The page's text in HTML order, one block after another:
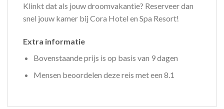
Klinkt dat als jouw droomvakantie? Reserveer dan
snel jouw kamer bij Cora Hotel en Spa Resort!
Extra informatie
Bovenstaande prijs is op basis van 9 dagen
Mensen beoordelen deze reis met een 8.1